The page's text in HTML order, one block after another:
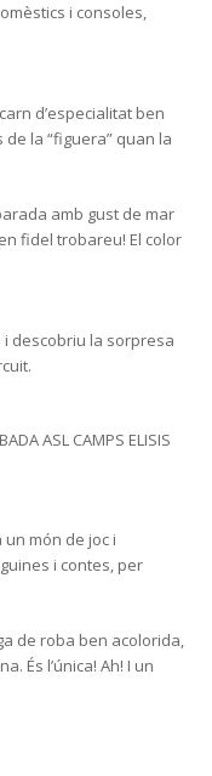
i consoles,
d’especialitat ben
la “figuera” quan la
amb gust de mar
fidel trobareu! El color
i descobriu la sorpresa
ASL CAMPS ELISIS
un món de joc i
i contes, per
de roba ben acolorida,
És l’única! Ah! I un